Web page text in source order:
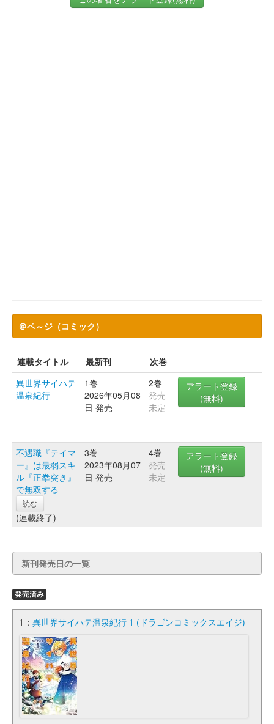
＠ペ～ジ（コミック）
連載タイトル 最新刊
次巻
異世界サイハテ
温泉紀行
1巻
2026年05月08
日 発売
2巻
発売
未定
アラート登録
(無料)
不遇職『テイマ
ー』は最弱スキ
ル『正拳突き』
で無双する
読む
(連載終了)
3巻
2023年08月07
日 発売
4巻
発売
未定
アラート登録
(無料)
新刊発売日の一覧
発売済み
1： 異世界サイハテ温泉紀行 1 (ドラゴンコミックスエイジ)